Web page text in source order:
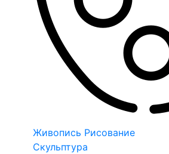
Живопись Рисование
Скульптура